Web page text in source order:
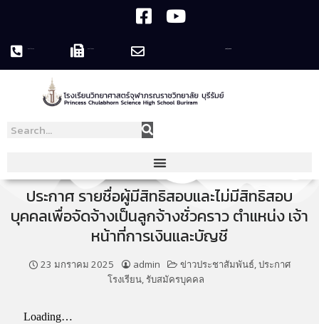
ประกาศ รายชื่อผู้มีสิทธิสอบและไม่มีสิทธิสอบ
บุคคลเพื่อจัดจ้างเป็นลูกจ้างชั่วคราว ตำแหน่ง เจ้า
หน้าที่การเงินและบัญชี
23 มกราคม 2025 admin ข่าวประชาสัมพันธ์,ประกาศ
โรงเรียน,รับสมัครบุคคล